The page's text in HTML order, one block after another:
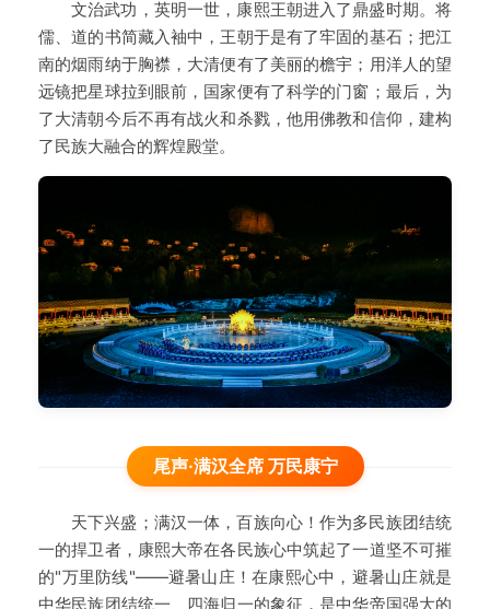
文治武功，英明一世，康熙王朝进入了鼎盛时期。将
儒、道的书简藏入袖中，王朝于是有了牢固的基石；把江
南的烟雨纳于胸襟，大清便有了美丽的檐宇；用洋人的望
远镜把星球拉到眼前，国家便有了科学的门窗；最后，为
了大清朝今后不再有战火和杀戮，他用佛教和信仰，建构
了民族大融合的辉煌殿堂。
尾声·满汉全席 万民康宁
天下兴盛；满汉一体，百族向心！作为多民族团结统
一的捍卫者，康熙大帝在各民族心中筑起了一道坚不可摧
的"万里防线"——避暑山庄！在康熙心中，避暑山庄就是
中华民族团结统一、四海归一的象征，是中华帝国强大的